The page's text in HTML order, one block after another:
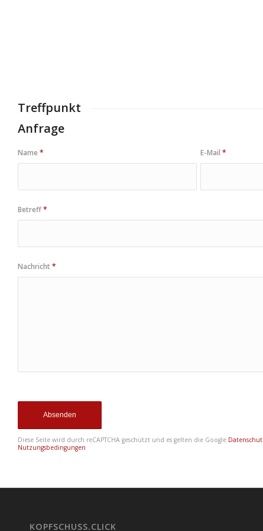
Treffpunkt
Anfrage
Name * E-Mail*
Betreff*
Nachricht *
Diese Seite wird durch reCAPTCHA geschützt und es gelten die Google
Nutzungsbedingungen
KOPFSCHUSS.CLICK